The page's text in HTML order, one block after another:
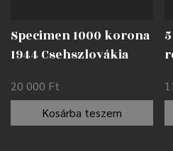
Specimen 1000 korona
1944 Csehszlovákia
20 000 Ft
Kosárba teszem